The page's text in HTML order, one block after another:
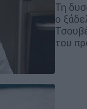
Τη
ο
του